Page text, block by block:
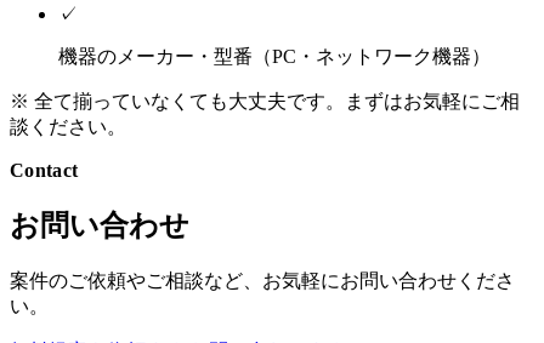
✓
機器のメーカー・型番（PC・ネットワーク機器）
※ 全て揃っていなくても大丈夫です。まずはお気軽にご相
談ください。
Contact
お問い合わせ
案件のご依頼やご相談など、お気軽にお問い合わせくださ
い。